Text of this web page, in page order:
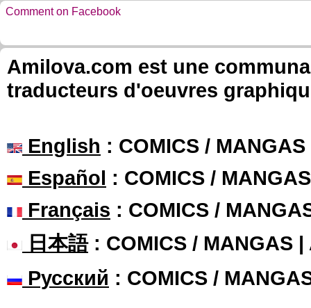
Comment on Facebook
Amilova.com est une
traducteurs d'oeuvres
English : COMICS /
Español : COMICS /
Français : COMICS /
日本語: COMICS / MANGAS |
Русский : COMICS /